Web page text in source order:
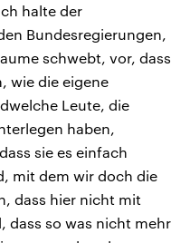
halte der
Bundesregierungen,
schwebt, vor, dass
wie die eigene
Leute, die
haben,
sie es einfach
mit dem wir doch die
dass hier nicht mit
dass so was nicht mehr